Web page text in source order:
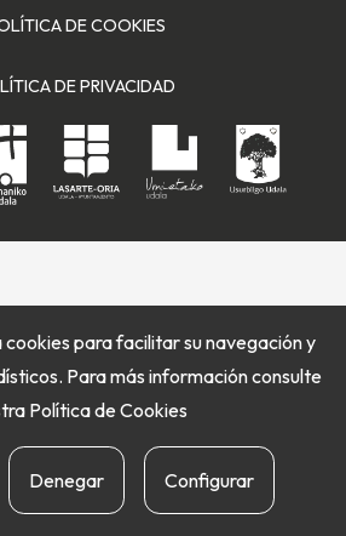
DE COOKIES
DE PRIVACIDAD
para facilitar su navegación y
Para más información consulte
Política de Cookies
Denegar Configurar